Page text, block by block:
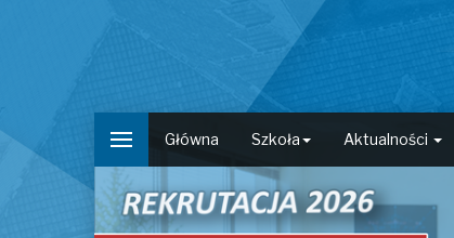
Główna Szkoła Aktualności